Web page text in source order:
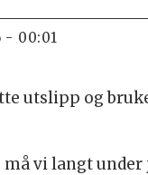
- 00:01
utslipp og
må vi langt